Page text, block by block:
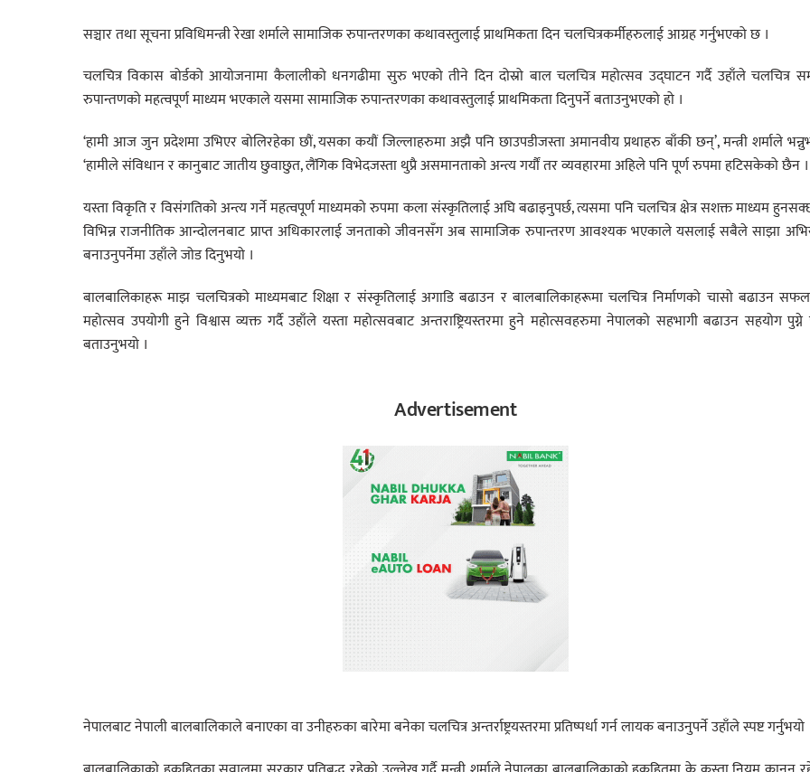
सञ्चार तथा सूचना प्रविधिमन्त्री रेखा शर्माले सामाजिक रुपान्तरणका कथावस्तुलाई प्राथमिकता दिन चलचित्रकर्मीहरुलाई आग्रह गर्नुभएको छ ।
चलचित्र विकास बोर्डको आयोजनामा कैलालीको धनगढीमा सुरु भएको तीने दिन दोस्रो बाल चलचित्र महोत्सव उद्घाटन गर्दै उहाँले चलचित्र
रुपान्तणको महत्वपूर्ण माध्यम भएकाले यसमा सामाजिक रुपान्तरणका कथावस्तुलाई प्राथमिकता दिनुपर्ने बताउनुभएको हो ।
‘हामी आज जुन प्रदेशमा उभिएर बोलिरहेका छौं, यसका कयौं जिल्लाहरुमा अझै पनि छाउपडीजस्ता अमानवीय प्रथाहरु बाँकी छन्’, मन्त्री शर्माले
‘हामीले संविधान र कानुबाट जातीय छुवाछुत, लैंगिक विभेदजस्ता थुप्रै असमानताको अन्त्य गर्यौं तर व्यवहारमा अहिले पनि पूर्ण रुपमा हटिसकेको छैन ।
यस्ता विकृति र विसंगतिको अन्त्य गर्ने महत्वपूर्ण माध्यमको रुपमा कला संस्कृतिलाई अघि बढाइनुपर्छ, त्यसमा पनि चलचित्र क्षेत्र सशक्त माध्यम
विभिन्न राजनीतिक आन्दोलनबाट प्राप्त अधिकारलाई जनताको जीवनसँग अब सामाजिक रुपान्तरण आवश्यक भएकाले यसलाई सबैले साझा
बनाउनुपर्नेमा उहाँले जोड दिनुभयो ।
बालबालिकाहरू माझ चलचित्रको माध्यमबाट शिक्षा र संस्कृतिलाई अगाडि बढाउन र बालबालिकाहरूमा चलचित्र निर्माणको चासो बढाउन
महोत्सव उपयोगी हुने विश्वास व्यक्त गर्दै उहाँले यस्ता महोत्सवबाट अन्तराष्ट्रियस्तरमा हुने महोत्सवहरुमा नेपालको सहभागी बढाउन सहयोग पुग्ने
बताउनुभयो ।
Advertisement
नेपालबाट नेपाली बालबालिकाले बनाएका वा उनीहरुका बारेमा बनेका चलचित्र अन्तर्राष्ट्रयस्तरमा प्रतिष्पर्धा गर्न लायक बनाउनुपर्ने उहाँले स्पष्ट गर्नुभयो